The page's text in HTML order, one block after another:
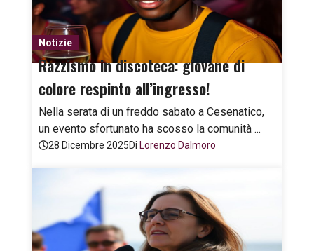
Notizie
Razzismo in discoteca: giovane di
colore respinto all’ingresso!
Nella serata di un freddo sabato a Cesenatico,
un evento sfortunato ha scosso la comunità ...
28 Dicembre 2025Di Lorenzo Dalmoro